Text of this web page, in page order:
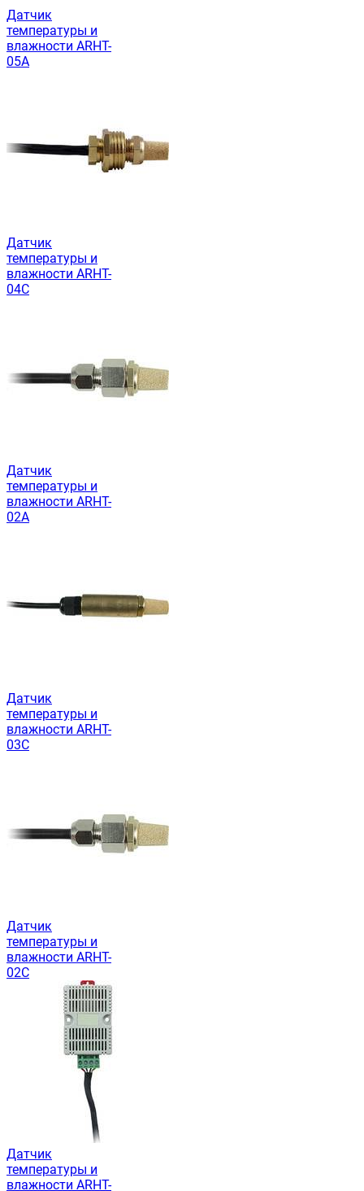
Датчик
температуры и
влажности ARHT-
05A
Датчик
температуры и
влажности ARHT-
04C
Датчик
температуры и
влажности ARHT-
02A
Датчик
температуры и
влажности ARHT-
03C
Датчик
температуры и
влажности ARHT-
02C
Датчик
температуры и
влажности ARHT-